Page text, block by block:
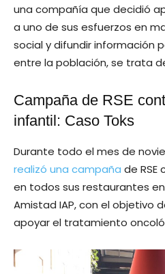
una compañía que decidió
a uno de sus esfuerzos en
social y difundir información
entre la población, se trata
Campaña de RSE
infantil: Caso Toks
Durante todo el mes de
realizó una campaña de
en todos sus restaurantes
Amistad IAP, con el objetivo
apoyar el tratamiento